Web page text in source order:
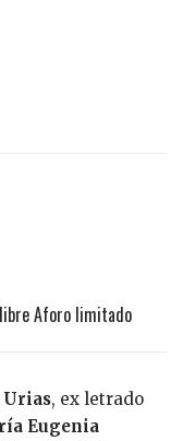
Aforo limitado
Urias, ex letrado
Eugenia